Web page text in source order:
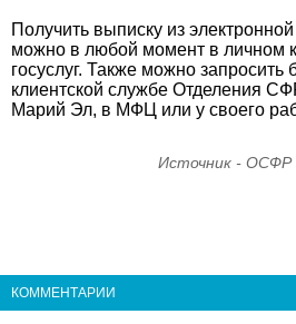
Получить выписку из
можно в любой момент в личном
госуслуг. Также можно
клиентской службе Отделения
Марий Эл, в МФЦ или у своего
Источник - ОСФР
КОММЕНТАРИИ